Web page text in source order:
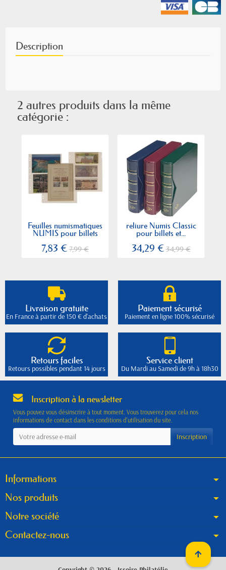
Description
2 autres produits dans la même
catégorie :
Feuilles numismatiques
NUMIS pour billets
7,83 € 7,99 €
reliure Numis Classic
pour billets et...
34,29 €34,99 €
Livraison gratuite
En France à partir de 150 € d'achats
Paiement sécurisé
Paiement en ligne 100% sécurisé
Retours faciles
Retours possibles pendant 14 jours
Service client
Du Mardi au Samedi de 9h à 18h30
Inscription à la newsletter
Vous pouvez vous désinscrire à tout moment. Vous trouverez pour cela nos
informations de contact dans les conditions d'utilisation du site.
Informations
Nos produits
Notre société
Contactez-nous